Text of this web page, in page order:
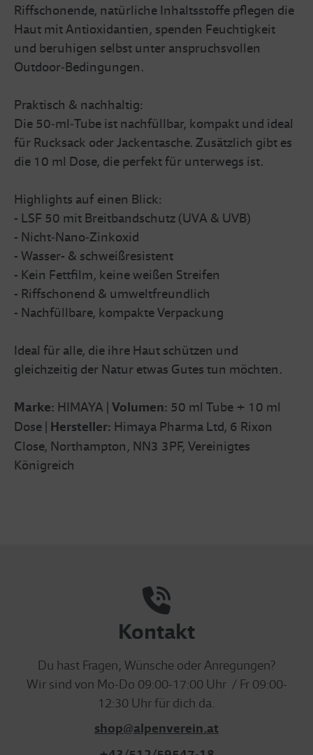
Riffschonende, natürliche Inhaltsstoffe pflegen die
Haut mit Antioxidantien, spenden Feuchtigkeit
und beruhigen selbst unter anspruchsvollen
Outdoor‑Bedingungen.
Praktisch & nachhaltig:
Die 50‑ml‑Tube ist nachfüllbar, kompakt und ideal
für Rucksack oder Jackentasche. Zusätzlich gibt es
die 10 ml Dose, die perfekt für unterwegs ist.
Highlights auf einen Blick:
- LSF 50 mit Breitbandschutz (UVA & UVB)
- Nicht‑Nano‑Zinkoxid
- Wasser- & schweißresistent
- Kein Fettfilm, keine weißen Streifen
- Riffschonend & umweltfreundlich
- Nachfüllbare, kompakte Verpackung
Ideal für alle, die ihre Haut schützen und
gleichzeitig der Natur etwas Gutes tun möchten.
Marke: HIMAYA | Volumen: 50 ml Tube + 10 ml
Dose | Hersteller: Himaya Pharma Ltd, 6 Rixon
Close, Northampton, NN3 3PF, Vereinigtes
Königreich
Kontakt
Du hast Fragen, Wünsche oder Anregungen?
Wir sind von Mo-Do 09:00-17:00 Uhr / Fr 09:00-
12:30 Uhr für dich da.
shop@alpenverein.at